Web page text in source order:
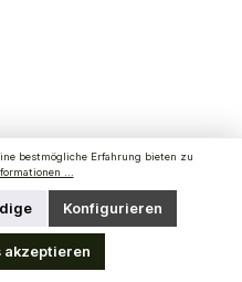
bestmögliche Erfahrung bieten zu
...
Konfigurieren
akzeptieren